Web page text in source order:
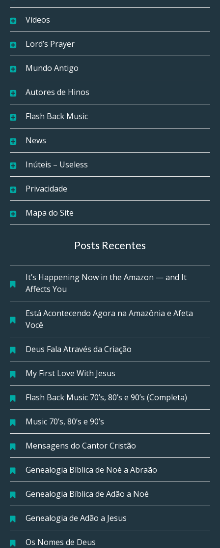
Vídeos
Lord’s Prayer
Mundo Antigo
Autores de Hinos
Flash Back Music
News
Inúteis – Useless
Privacidade
Mapa do Site
Posts Recentes
It’s Happening Now in the Amazon — and It
Affects You
Está Acontecendo Agora na Amazônia e Afeta
Você
Deus Fala Através da Criação
My First Love With Jesus
Flash Back Music 70’s, 80’s e 90’s (Completa)
Music 70’s, 80’s e 90’s
Mensagens do Cantor Cristão
Genealogia Bíblica de Noé a Abraão
Genealogia Bíblica de Adão a Noé
Genealogia de Adão a Jesus
Os Nomes de Deus